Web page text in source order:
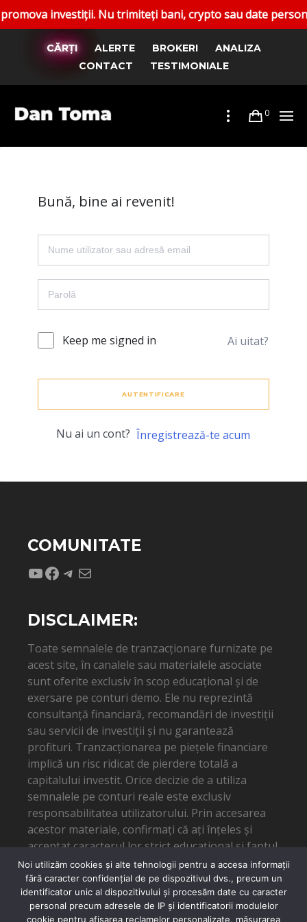
investiții. Nu trimiteți bani, crypto sau date
CĂRȚI ALERTE BROKERI
ANALIZA
CONTACT
TESTIMONIALE
0
Bună, bine ai revenit!
Keep me signed in Ai uitat?
AUTENTIFICARE
Nu ai un cont? Înregistrează-te acum
COMUNITATE
YouTube
Facebook
Telegram
Mail
DISCLAIMER:
Toate semnalele de tranzacționare furnizate pe
acest site, în canalele sau materialele asociate
sunt oferite exclusiv în scop educațional și de
exersare pe conturi demo. Ele nu reprezintă
consultanță financiară, recomandări de investiții
sau servicii de investiții și nu garantează
profituri. Tranzacționarea pe piețele financiare
implică un risc ridicat de pierdere totală a
capitalului investit. Orice decizie de a utiliza
semnalele pe conturi reale este exclusiv
responsabilitatea utilizatorului. Prin accesarea
acestor materiale, confirmați că ați înțeles și
acceptat caracterul lor strict educațional și faptul
că autorul nu poate fi tras la răspundere pentru
eventuale pierderi financiare.
Noi utilizăm cookies și alte tehnologii pentru a accesa informații
fără caracter confidențial de pe dispozitivul dvs., precum un
identificator unic al dispozitivului și procesăm date cu caracter
personal precum adresele de IP și identificatorii modulelor
cookie pentru afișarea reclamelor personalizate, măsurarea